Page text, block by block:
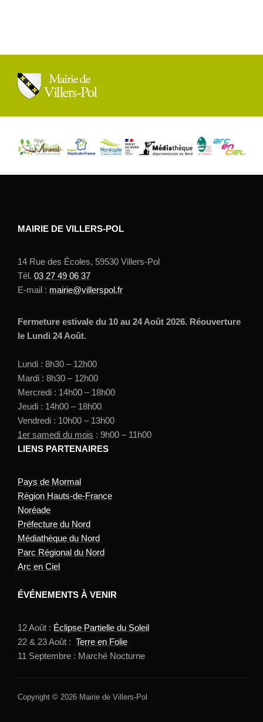
MAIRIE DE VILLERS-POL
14 Rue des Écoles, 59530 Villers-Pol
Tél. 03 27 49 06 37
E-mail : mairie@villerspol.fr
Fermeture estivale du 10 au 24 Août 2026. Réouverture
le Lundi 24 Août.
Lundi : 8h30 – 12h00
Mardi : 8h30 – 12h00
Mercredi : 14h00 – 18h00
Jeudi : 14h00 – 18h00
Vendredi : 10h00 – 13h00
1er samedi du mois : 9h00 – 11h00
LIENS PARTENAIRES
Pays de Mormal
Région Hauts-de-France
Noréade
Préfecture du Nord
Médiathèque du Nord
Parc Régional du Nord
Arc en Ciel
ÉVÉNEMENTS À VENIR
12 Août : Éclipse Partielle du Soleil
22 & 23 Août : Terre en Folie
11 Septembre : Marché Nocturne
Copyright © 2026 Mairie de Villers-Pol